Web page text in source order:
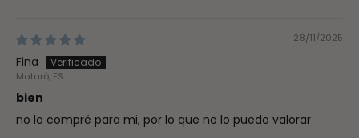
28/11/2025
Fina
Mataró, ES
bien
no lo compré para mi, por lo que no lo puedo valorar